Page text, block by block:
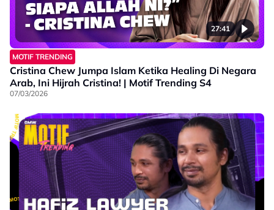
27:41
MOTIF TRENDING
Cristina Chew Jumpa Islam Ketika Healing Di Negara
Arab, Ini Hijrah Cristina! | Motif Trending S4
07/03/2026